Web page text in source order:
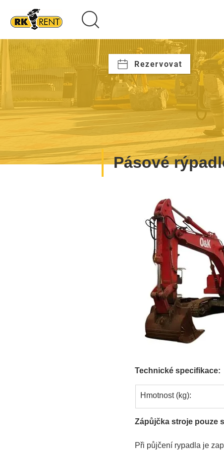
Rezervovat
Technické specifikace:
Hmotnost (kg):
Zápůjčka stroje pouze
Při půjčení rypadla je
Pásové